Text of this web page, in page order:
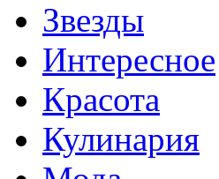
Звезды
Интересное
Красота
Кулинария